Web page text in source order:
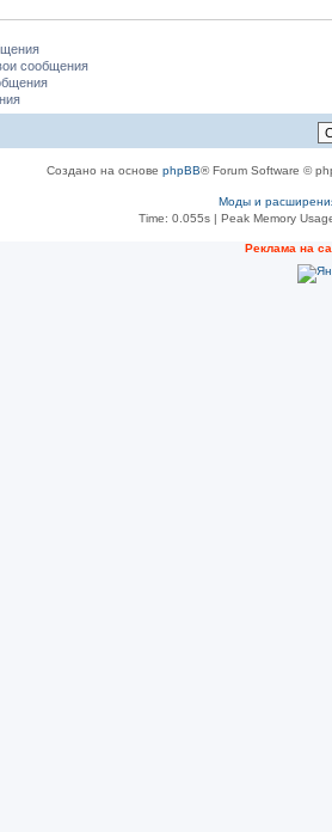
сообщения
Создано на основе phpBB® Forum Software ©
Моды и
Time: 0.055s| Peak Memory
Реклама на